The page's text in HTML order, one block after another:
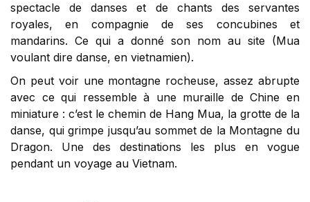
spectacle de danses et de chants des servantes
royales, en compagnie de ses concubines et
mandarins. Ce qui a donné son nom au site (Mua
voulant dire danse, en vietnamien).
On peut voir une montagne rocheuse, assez abrupte
avec ce qui ressemble à une muraille de Chine en
miniature : c’est le chemin de Hang Mua, la grotte de la
danse, qui grimpe jusqu’au sommet de la Montagne du
Dragon. Une des destinations les plus en vogue
pendant un voyage au Vietnam.